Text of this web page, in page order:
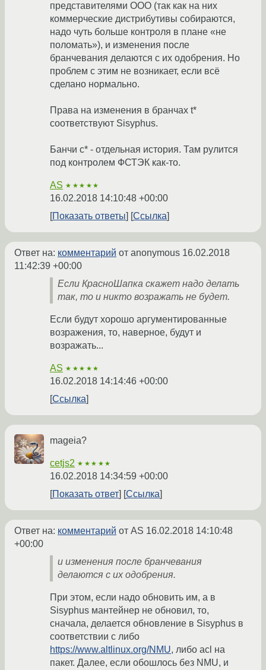
представителями ООО (так как на них
коммерческие дистрибутивы собираются,
надо чуть больше контроля в плане «не
поломать»), и изменения после
бранчевания делаются с их одобрения. Но
проблем с этим не возникает, если всё
сделано нормально.
Права на изменения в бранчах t*
соответствуют Sisyphus.
Банчи c* - отдельная история. Там рулится
под контролем ФСТЭК как-то.
AS ★★★★★
16.02.2018 14:10:48 +00:00
Показать ответы
Ссылка
Ответ на: комментарий от anonymous 16.02.2018
11:42:39 +00:00
Если КрасноШапка скажет надо делать
так, то и никто возражать не будет.
Если будут хорошо аргументированные
возражения, то, наверное, будут и
возражать...
AS ★★★★★
16.02.2018 14:14:46 +00:00
Ссылка
mageia?
cetjs2 ★★★★★
16.02.2018 14:34:59 +00:00
Показать ответ
Ссылка
Ответ на: комментарий от AS 16.02.2018 14:10:48
+00:00
и изменения после бранчевания
делаются с их одобрения.
При этом, если надо обновить им, а в
Sisyphus мантейнер не обновил, то,
сначала, делается обновление в Sisyphus в
соответствии с либо
https://www.altlinux.org/NMU, либо acl на
пакет. Далее, если обошлось без NMU, и